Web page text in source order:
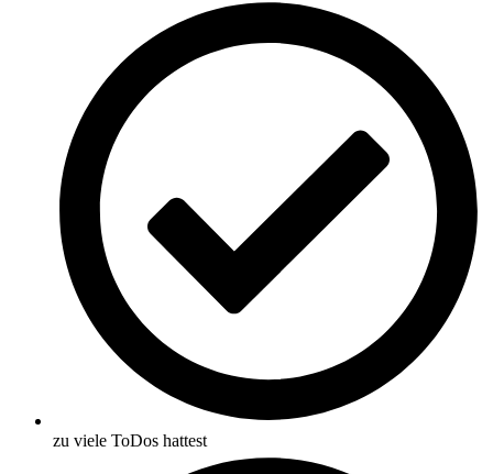
zu viele ToDos hattest